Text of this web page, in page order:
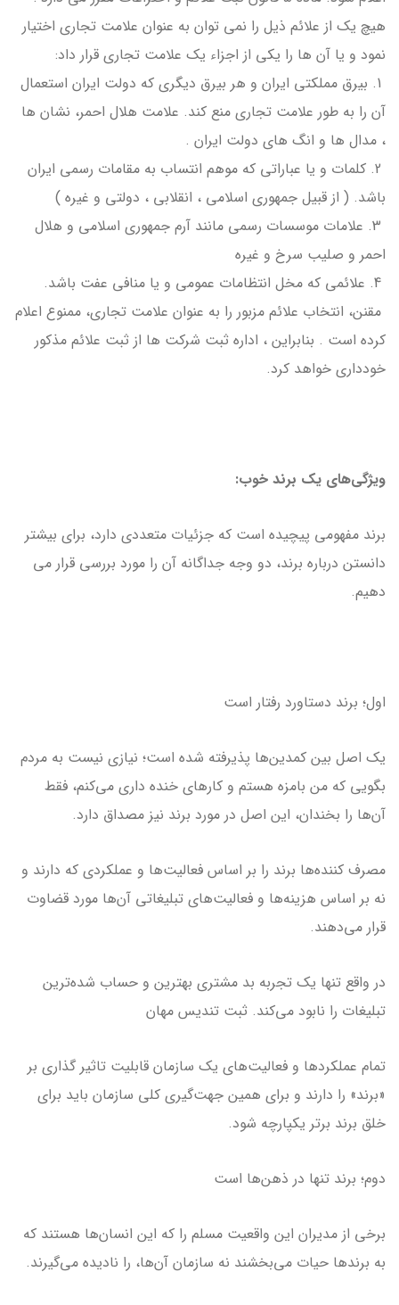
هیچ یک از علائم ذیل را نمی توان به عنوان علامت تجاری اختیار
نمود و یا آن ها را یکی از اجزاء یک علامت تجاری قرار داد:
1. بیرق مملکتی ایران و هر بیرق دیگری که دولت ایران استعمال
آن را به طور علامت تجاری منع کند. علامت هلال احمر، نشان ها
، مدال ها و انگ های دولت ایران .
2. کلمات و یا عباراتی که موهم انتساب به مقامات رسمی ایران
باشد. ( از قبیل جمهوری اسلامی ، انقلابی ، دولتی و غیره )
3. علامات موسسات رسمی مانند آرم جمهوری اسلامی و هلال
احمر و صلیب سرخ و غیره
مقنن، انتخاب علائم مزبور را به عنوان علامت تجاری، ممنوع اعلام
کرده است . بنابراین ، اداره ثبت شرکت ها از ثبت علائم مذکور
خودداری خواهد کرد.
ویژگی‌های یک برند خوب:
برند مفهومی پیچیده است که جزئیات متعددی دارد، برای بیشتر
دانستن درباره برند، دو وجه جداگانه آن را مورد بررسی قرار می
دهیم.
اول؛ برند دستاورد رفتار است
یک اصل بین کمدین‌ها پذیرفته شده است؛ نیازی نیست به مردم
بگویی که من بامزه هستم و کارهای خنده داری می‌کنم، فقط
آن‌ها را بخندان، این اصل در مورد برند نیز مصداق دارد.
مصرف کننده‌ها برند را بر اساس فعالیت‌ها و عملکردی که دارند و
نه بر اساس هزینه‌ها و فعالیت‌های تبلیغاتی آن‌ها مورد قضاوت
قرار می‌دهند.
در واقع تنها یک تجربه بد مشتری بهترین و حساب شده‌ترین
تبلیغات را نابود می‌کند. ثبت تندیس مهان
تمام عملکردها و فعالیت‌های یک سازمان قابلیت تاثیر گذاری بر
«برند» را دارند و برای همین جهت‌گیری کلی سازمان باید برای
خلق برند برتر یکپارچه شود.
دوم؛ برند تنها در ذهن‌ها است
برخی از مدیران این واقعیت مسلم را که این انسان‌ها هستند که
به برندها حیات می‌بخشند نه سازمان آن‌ها، را نادیده می‌گیرند.